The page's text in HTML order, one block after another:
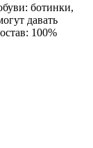
ботинки,
давать
100%